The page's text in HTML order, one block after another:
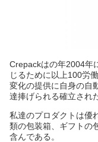
Crepackはの年2004年
じるために以上100労
変化の提供に自身の自
達捧げられる確立され
私達のプロダクトは優
類の包装箱、ギフトの
含んである。